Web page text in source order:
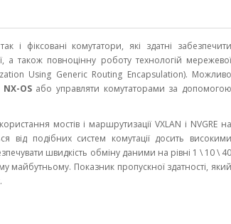
і фіксовані комутатори, які здатні забезпечити
а також повноцінну роботу технологій мережевої
Using Generic Routing Encapsulation). Можливо
OSабо управляти комутаторами за допомогою
мостів і маршрутизації VXLAN і NVGRE на
від подібних систем комутації досить високими
швидкість обміну даними на рівні 1 \ 10 \ 40
майбутньому. Показник пропускної здатності, який